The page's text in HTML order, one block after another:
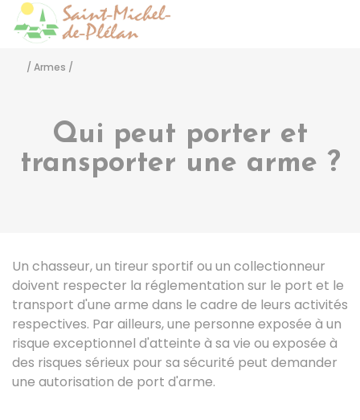
/ Armes /
Qui peut porter et
transporter une arme ?
Un chasseur, un tireur sportif ou un collectionneur
doivent respecter la réglementation sur le port et le
transport d'une arme dans le cadre de leurs activités
respectives. Par ailleurs, une personne exposée à un
risque exceptionnel d'atteinte à sa vie ou exposée à
des risques sérieux pour sa sécurité peut demander
une autorisation de port d'arme.